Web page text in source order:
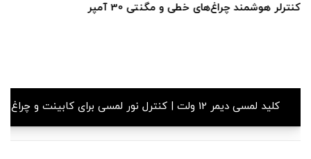
کنترلر هوشمند چراغ‌های خطی و مگنتی 30 آمپر
کلید لمسی دیمر 12 ولت | کنترل نور لمسی برای کابینت و چراغ‌های LED